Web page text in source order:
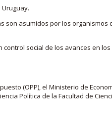
son asumidos por los organismos
social de los avances en
(OPP), el Ministerio de
Política de la Facultad de